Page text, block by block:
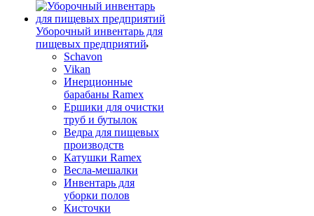
Уборочный инвентарь для
пищевых предприятий
Schavon
Vikan
Инерционные
барабаны Ramex
Ершики для очистки
труб и бутылок
Ведра для пищевых
производств
Катушки Ramex
Весла-мешалки
Инвентарь для
уборки полов
Кисточки